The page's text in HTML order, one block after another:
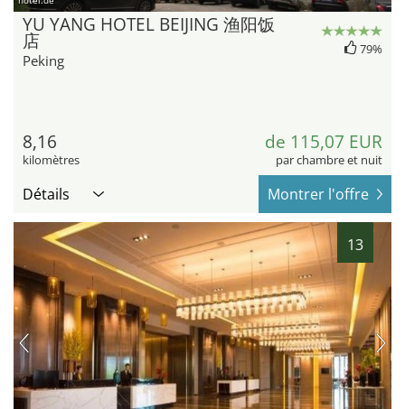
YU YANG HOTEL BEIJING 渔阳饭
店
Peking
79%
8,16
kilomètres
de 115,07 EUR
par chambre et nuit
Détails Montrer l'offre
13